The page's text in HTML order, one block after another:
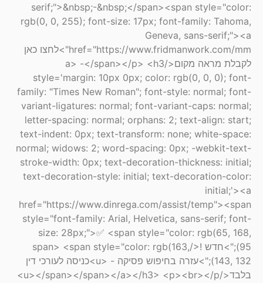
serif;">&nbsp;-&nbsp;</span><span style="color:
rgb(0, 0, 255); font-size: 17px; font-family: Tahoma,
Geneva, sans-serif;"><a
href="https://www.fridmanwork.com/mm">לחצו כאן
לקבלת מראה מקום</a> -</span></p> <h3
style='margin: 10px 0px; color: rgb(0, 0, 0); font-
family: "Times New Roman"; font-style: normal; font-
variant-ligatures: normal; font-variant-caps: normal;
letter-spacing: normal; orphans: 2; text-align: start;
text-indent: 0px; text-transform: none; white-space:
normal; widows: 2; word-spacing: 0px; -webkit-text-
stroke-width: 0px; text-decoration-thickness: initial;
text-decoration-style: initial; text-decoration-color:
initial;'><a
href="https://www.dinrega.com/assist/temp"><span
style="font-family: Arial, Helvetica, sans-serif; font-
size: 28px;">✅ <span style="color: rgb(65, 168,
95);">חדש !</span> <span style="color: rgb(163,
143, 132);">עזרה בחיפוש פסיקה - <u>כניסה לעורכי דין
בלבד</u></span></span></a></h3> <p><br></p>